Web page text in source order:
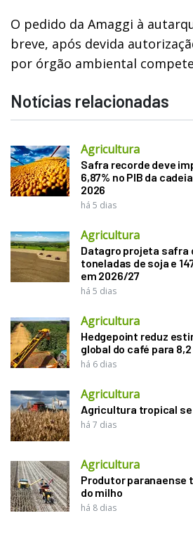
O pedido da Amaggi à
breve, após devida
por órgão ambiental
Notícias relacionadas
Agricultura
Safra recorde deve
6,87% no PIB da
2026
há 5 dias
Agricultura
Datagro projeta safra
toneladas de soja e
em 2026/27
há 5 dias
Agricultura
Hedgepoint reduz
global do café para
há 6 dias
Agricultura
Agricultura tropical se
há 7 dias
Agricultura
Produtor paranaense
do milho
há 8 dias